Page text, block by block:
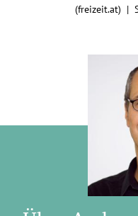
(freizeit.at) |